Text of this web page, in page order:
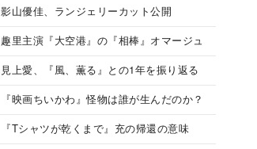
影山優佳、ランジェリーカット公開
趣里主演『大空港』の『相棒』オマージュ
見上愛、『風、薫る』との1年を振り返る
『映画ちいかわ』怪物は誰が生んだのか？
『Tシャツが乾くまで』充の帰還の意味